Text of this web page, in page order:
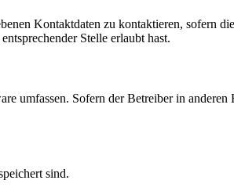
Kontaktdaten zu kontaktieren, sofern
Stelle erlaubt hast.
umfassen. Sofern der Betreiber in
sind.